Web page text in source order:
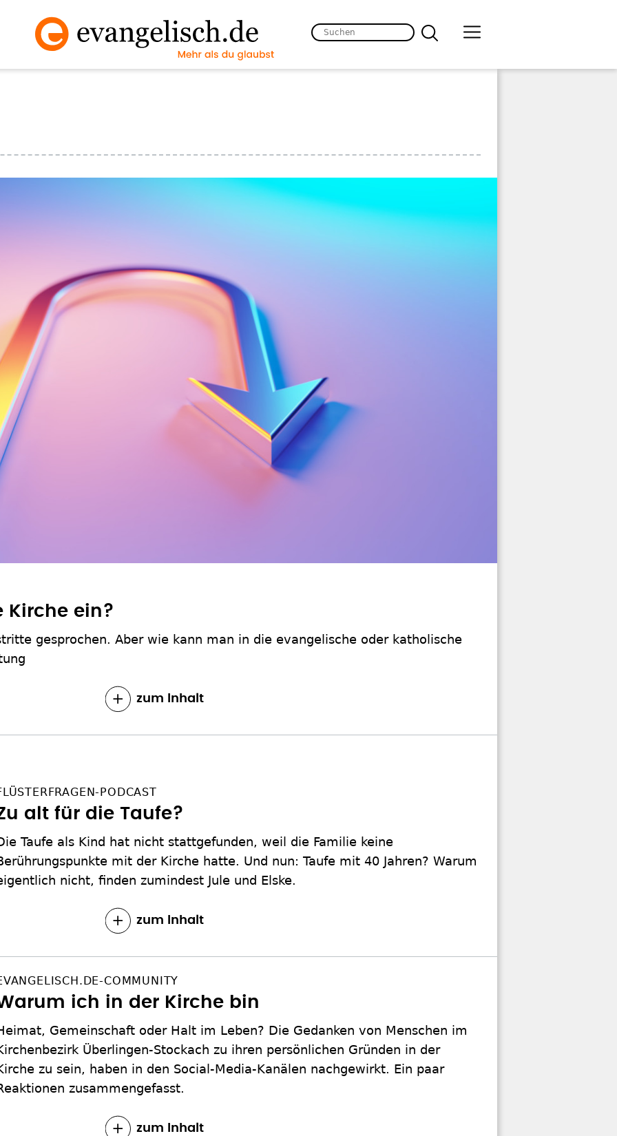
Kirche ein?
gesprochen. Aber wie kann man in die evangelische oder katholische
zum Inhalt
PODCAST
alt für die Taufe?
Taufe als Kind hat nicht stattgefunden, weil die Familie keine
mit der Kirche hatte. Und nun: Taufe mit 40 Jahren? Warum
nicht, finden zumindest Jule und Elske.
zum Inhalt
COMMUNITY
ich in der Kirche bin
Gemeinschaft oder Halt im Leben? Die Gedanken von Menschen im
Überlingen-Stockach zu ihren persönlichen Gründen in der
zu sein, haben in den Social-Media-Kanälen nachgewirkt. Ein paar
zusammengefasst.
zum Inhalt